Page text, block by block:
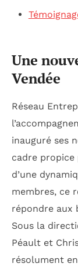
Une
Vendée
Réseau
inauguré ses
cadre
d’une
membres, ce
répondre aux
Sous la
Péault et
résolument